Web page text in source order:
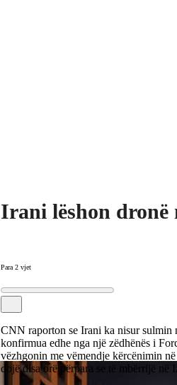
Irani lëshon
Para 2 vjet
CNN raporton se Irani ka nisur sulmin
konfirmua edhe nga një zëdhënës i
vëzhgonin me vëmendje kërcënimin
dojë disa orë përpara se të mbërrijë në